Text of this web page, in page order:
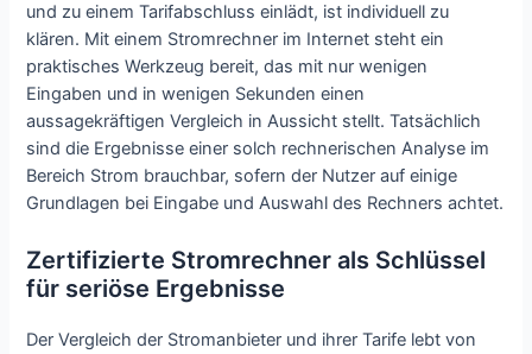
und zu einem Tarifabschluss einlädt, ist individuell zu
klären. Mit einem Stromrechner im Internet steht ein
praktisches Werkzeug bereit, das mit nur wenigen
Eingaben und in wenigen Sekunden einen
aussagekräftigen Vergleich in Aussicht stellt. Tatsächlich
sind die Ergebnisse einer solch rechnerischen Analyse im
Bereich Strom brauchbar, sofern der Nutzer auf einige
Grundlagen bei Eingabe und Auswahl des Rechners achtet.
Zertifizierte Stromrechner als Schlüssel
für seriöse Ergebnisse
Der Vergleich der Stromanbieter und ihrer Tarife lebt von